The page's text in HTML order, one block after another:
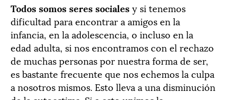
Todos somos seres socialesy si tenemos
dificultad para encontrar a amigos en la
infancia, en la adolescencia, o incluso en la
edad adulta, si nos encontramos con el rechazo
de muchas personas por nuestra forma de ser,
es bastante frecuente que nos echemos la culpa
a nosotros mismos. Esto lleva a una disminución